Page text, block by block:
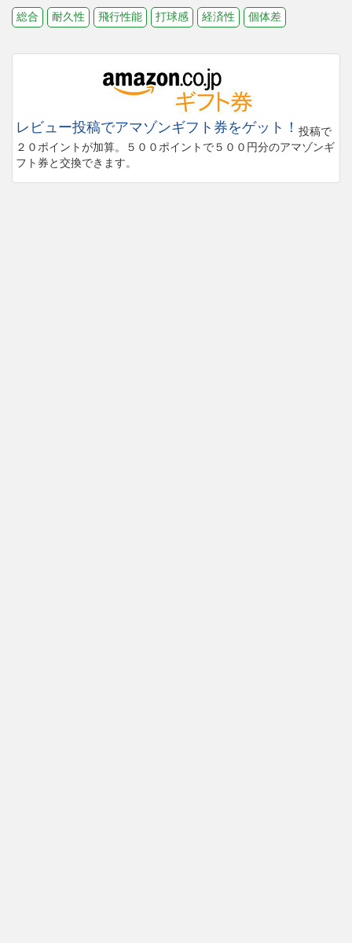
総合
耐久性 飛行性能 打球感 経済性 個体差
レビュー投稿でアマゾンギフト券をゲット！ 投稿で
２０ポイントが加算。５００ポイントで５００円分のアマゾンギ
フト券と交換できます。